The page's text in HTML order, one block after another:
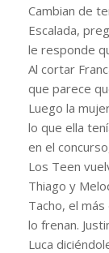
Cambian de
Escalada,
le responde
Al cortar
que parece
Luego la
lo que ella
en el
Los Teen
Thiago y
Tacho, el
lo frenan.
Luca